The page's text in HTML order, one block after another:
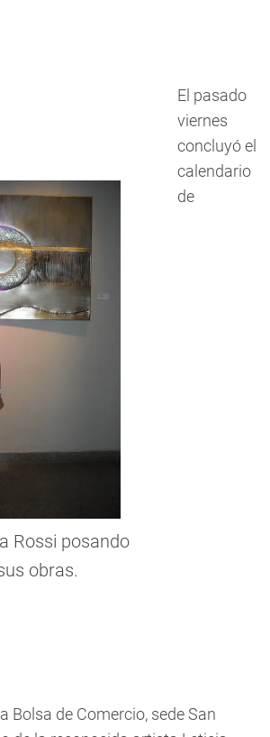
Rossi posando
obras.
El pasado
viernes
concluyó el
calendario
de
Bolsa de Comercio, sede San